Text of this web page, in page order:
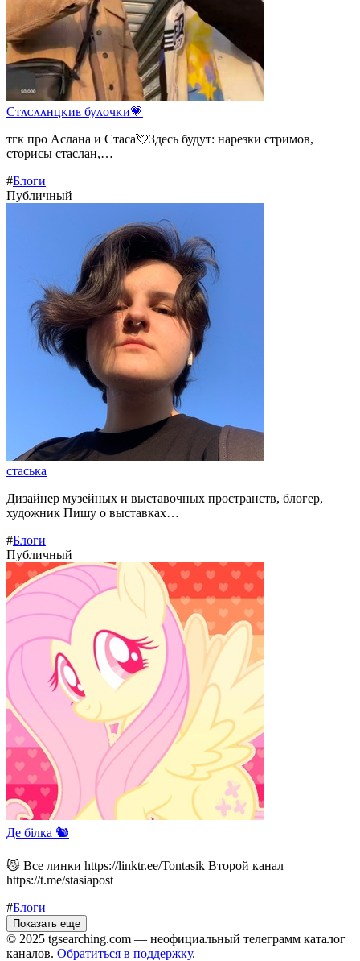
Сᴛᴀᴄᴧᴀнцᴋиᴇ буᴧᴏчᴋи💗
тгк про Аслана и Стаса💘Здесь будут: нарезки стримов,
сторисы стаслан,…
#Блоги
Публичный
стаська
Дизайнер музейных и выставочных пространств, блогер,
художник Пишу о выставках…
#Блоги
Публичный
Де білка 🐿️
😼 Все линки https://linktr.ee/Tontasik Второй канал
https://t.me/stasiapost
#Блоги
Показать еще
© 2025 tgsearching.com — неофициальный телеграмм каталог
каналов. Обратиться в поддержку.